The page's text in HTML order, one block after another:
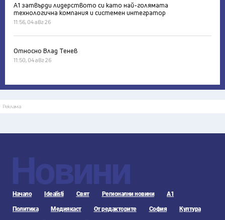
А1 затвърди лидерството си като най-голямата
технологична компания и системен интегратор
11:56, 04 авг 26
Относно Влад Тенев
11:50, 04 авг 26
Реклама
Новини
Начало Idealisti Свят Регионални новини А1
Политика Медиякаст От редакторите София Култура